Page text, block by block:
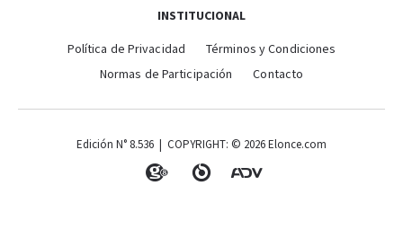
INSTITUCIONAL
Política de Privacidad
Términos y Condiciones
Normas de Participación
Contacto
Edición N° 8.536 | COPYRIGHT: © 2026 Elonce.com